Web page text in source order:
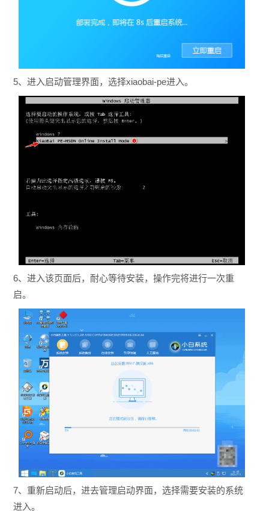
5、进入启动管理界面，选择xiaobai-pe进入。
6、进入该页面后，耐心等待安装，操作完将进行一次重
启。
7、重新启动后，进去管理启动界面，选择需要安装的系统
进入。